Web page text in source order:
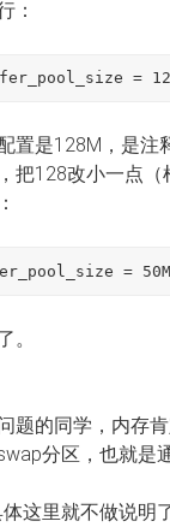
：
置是128M，是注
把128改小一点（
。
题的同学，内存
分区，也就是
这里就不做说明